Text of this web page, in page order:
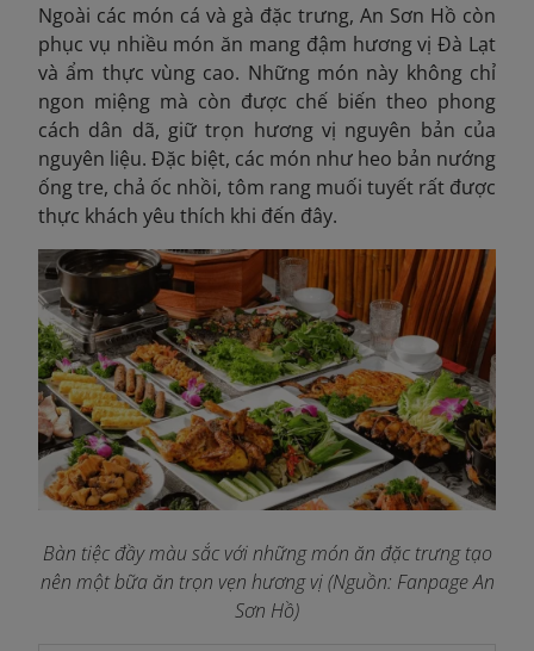
Ngoài các món cá và gà đặc trưng, An Sơn Hồ còn
phục vụ nhiều món ăn mang đậm hương vị Đà Lạt
và ẩm thực vùng cao. Những món này không chỉ
ngon miệng mà còn được chế biến theo phong
cách dân dã, giữ trọn hương vị nguyên bản của
nguyên liệu. Đặc biệt, các món như heo bản nướng
ống tre, chả ốc nhồi, tôm rang muối tuyết rất được
thực khách yêu thích khi đến đây.
Bàn tiệc đầy màu sắc với những món ăn đặc trưng tạo
nên một bữa ăn trọn vẹn hương vị (Nguồn: Fanpage An
Sơn Hồ)